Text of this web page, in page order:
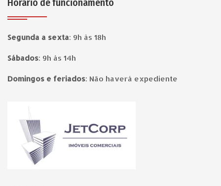
Horário de funcionamento
Segunda a sexta: 9h às 18h
Sábados: 9h às 14h
Domingos e feriados: Não haverá expediente